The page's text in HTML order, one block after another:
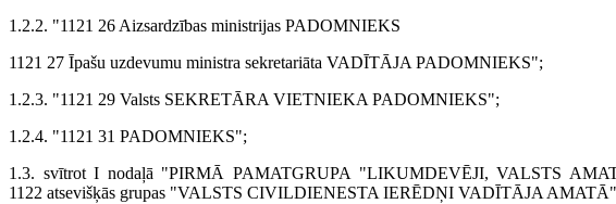
1.2.2. "1121 26 Aizsardzības ministrijas PADOMNIEKS
1121 27 Īpašu uzdevumu ministra sekretariāta VADĪTĀJA PADOMNIEKS";
1.2.3. "1121 29 Valsts SEKRETĀRA VIETNIEKA PADOMNIEKS";
1.2.4. "1121 31 PADOMNIEKS";
1.3. svītrot I nodaļā "PIRMĀ PAMATGRUPA "LIKUMDEVĒJI, VALSTS
1122 atsevišķās grupas "VALSTS CIVILDIENESTA IERĒDŅI VADĪTĀ­JA AMATĀ"